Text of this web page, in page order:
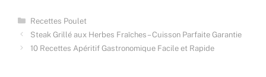
Categories
Recettes Poulet
Steak Grillé aux Herbes Fraîches – Cuisson Parfaite Garantie
10 Recettes Apéritif Gastronomique Facile et Rapide